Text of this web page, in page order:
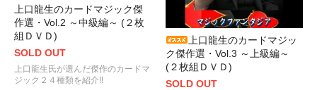
上口龍生のカードマジック傑
作選・Vol.2 ～中級編～ (２枚
組ＤＶＤ)
SOLD OUT
上口龍生氏が選んだ傑作のカードマ
ジック２４種類を紹介!!
上口龍生のカードマジッ
ク傑作選・Vol.3 ～上級編～
(２枚組ＤＶＤ)
SOLD OUT